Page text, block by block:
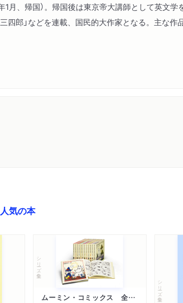
、帰国）。帰国後は東京帝大講師として英文学
四郎」などを連載、国民的大作家となる。主な作
気の本
シリーズ・全集
ムーミン・コミックス 全１４巻セット
シリーズ・全集